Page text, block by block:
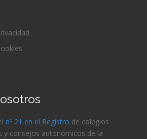
nº 21 en el Registro de colegios
y consejos autonómicos de la